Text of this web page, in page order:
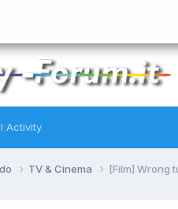
Activity
TV & Cinema [Film] Wrong